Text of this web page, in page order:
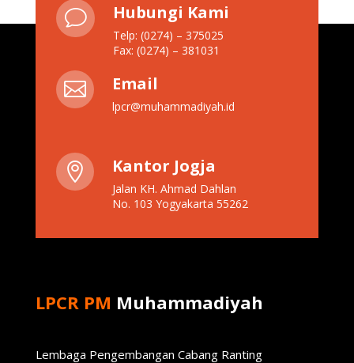
v Hubungi Kami
Telp: (0274) – 375025
Fax: (0274) – 381031
 Email
lpcr@muhammadiyah.id
 Kantor Jogja
Jalan KH. Ahmad Dahlan
No. 103 Yogyakarta 55262
LPCR PM Muhammadiyah
Lembaga Pengembangan Cabang Ranting